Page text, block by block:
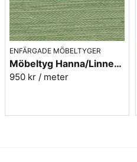
ENFÄRGADE MÖBELTYGER
Möbeltyg Hanna/Linnea grön melerad nr.75 - Carl Malmstens-kvalitet
950 kr / meter